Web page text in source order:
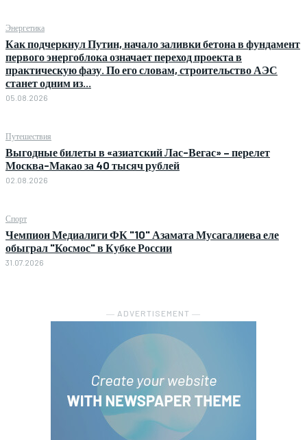
Энергетика
Как подчеркнул Путин, начало заливки бетона в фундамент
первого энергоблока означает переход проекта в
практическую фазу. По его словам, строительство АЭС
станет одним из...
05.08.2026
Путешествия
Выгодные билеты в «азиатский Лас-Вегас» – перелет
Москва-Макао за 40 тысяч рублей
02.08.2026
Спорт
Чемпион Медиалиги ФК "10" Азамата Мусагалиева еле
обыграл "Космос" в Кубке России
31.07.2026
― ADVERTISEMENT ―